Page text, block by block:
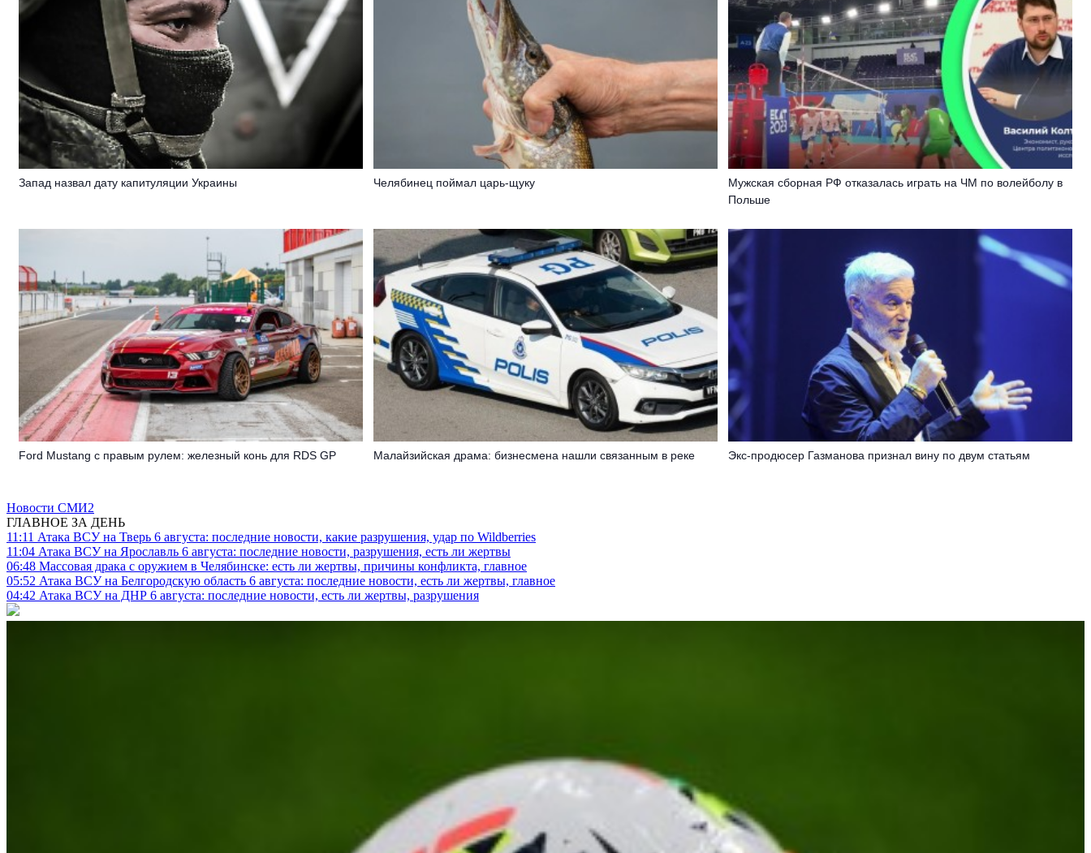
Запад назвал дату капитуляции Украины Челябинец поймал царь-щуку
Мужская сборная РФ отказалась играть на ЧМ по волейболу в
Польше
Ford Mustang с правым рулем: железный конь для RDS GP Малайзийская драма: бизнесмена нашли связанным в реке Экс-продюсер Газманова признал вину по двум статьям
Новости СМИ2
ГЛАВНОЕ ЗА ДЕНЬ
11:11 Атака ВСУ на Тверь 6 августа: последние новости, какие разрушения, удар по Wildberries
11:04 Атака ВСУ на Ярославль 6 августа: последние новости, разрушения, есть ли жертвы
06:48 Массовая драка с оружием в Челябинске: есть ли жертвы, причины конфликта, главное
05:52 Атака ВСУ на Белгородскую область 6 августа: последние новости, есть ли жертвы, главное
04:42 Атака ВСУ на ДНР 6 августа: последние новости, есть ли жертвы, разрушения